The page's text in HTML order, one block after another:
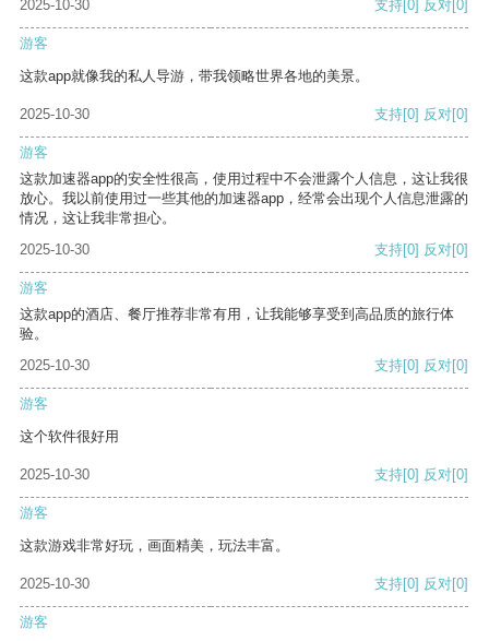
2025-10-30
支持[0] 反对[0]
游客
这款app就像我的私人导游，带我领略世界各地的美景。
2025-10-30 支持[0] 反对[0]
游客
这款加速器app的安全性很高，使用过程中不会泄露个人信息，这让我很
放心。我以前使用过一些其他的加速器app，经常会出现个人信息泄露的
情况，这让我非常担心。
2025-10-30
支持[0] 反对[0]
游客
这款app的酒店、餐厅推荐非常有用，让我能够享受到高品质的旅行体
验。
2025-10-30
支持[0] 反对[0]
游客
这个软件很好用
2025-10-30 支持[0] 反对[0]
游客
这款游戏非常好玩，画面精美，玩法丰富。
2025-10-30 支持[0] 反对[0]
游客